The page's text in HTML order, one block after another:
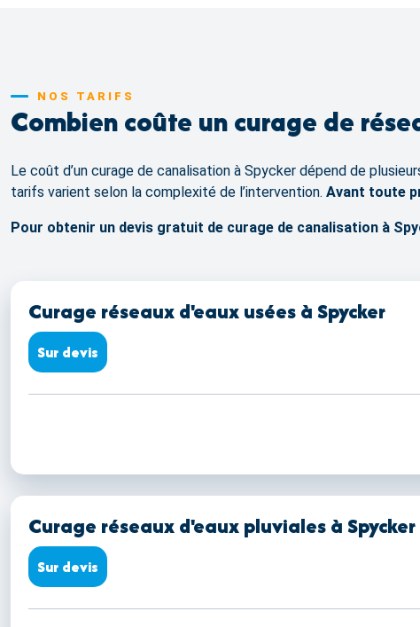
NOS TARIFS
Combien coûte un curage de
Le coût d’un curage de canalisation à Spycker dépend de
tarifs varient selon la complexité de l’intervention. Avant toute
Pour obtenir un devis gratuit de curage de canalisation à
Curage réseaux d'eaux usées à Spycker
Sur devis
Curage réseaux d'eaux pluviales à Spycker
Sur devis